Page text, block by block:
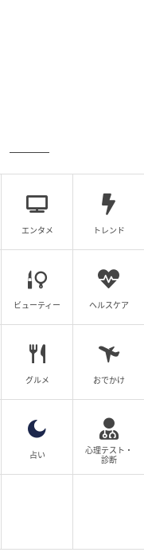
エンタメ トレンド
ビューティー ヘルスケア
グルメ おでかけ
占い
心理テスト・
診断